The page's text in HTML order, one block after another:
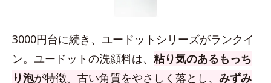
3000円台に続き、ユードットシリーズがランクイ
ン。ユードットの洗顔料は、 粘り気のあるもっち
り泡が特徴。古い角質をやさしく落とし、 みずみ